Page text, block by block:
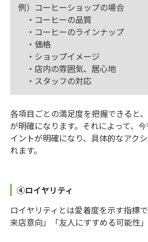
例）コーヒーショップの場合
・コーヒーの品質
・コーヒーのラインナップ
・価格
・ショップイメージ
・店内の雰囲気、居心地
・スタッフの対応
各項目ごとの満足度を把握できると
が明確になります。それによって、
イントが明確になり、具体的なアク
れます。
④ロイヤリティ
ロイヤリティとは愛着度を示す指標
来店意向」「友人にすすめる可能性」